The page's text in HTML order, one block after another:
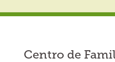
Centro de